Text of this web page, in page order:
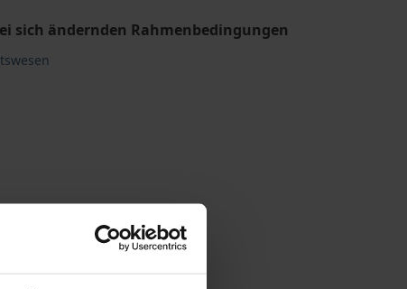
sich ändernden Rahmenbedingungen